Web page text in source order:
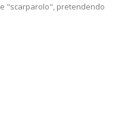
"scarparolo", pretendendo